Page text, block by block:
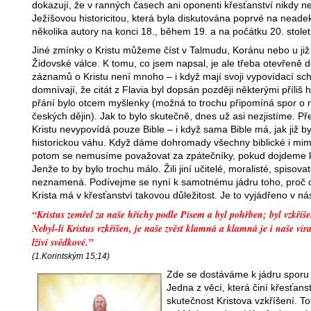
dokazují, že v ranných časech ani oponenti křesťanství nikdy
Ježíšovou historicitou, která byla diskutována poprvé na
několika autory na konci 18., během 19. a na počátku 20.
Jiné zmínky o Kristu můžeme číst v Talmudu, Koránu nebo u
Židovské válce. K tomu, co jsem napsal, je ale třeba otevřeně
záznamů o Kristu není mnoho – i když mají svoji vypovídací
domnívají, že citát z Flavia byl dopsán později některými příliš
přání bylo otcem myšlenky (možná to trochu připomíná spor o
českých dějin). Jak to bylo skutečně, dnes už asi nezjistíme.
Kristu nevypovídá pouze Bible – i když sama Bible má, jak již
historickou váhu. Když dáme dohromady všechny biblické i
potom se nemusíme považovat za zpátečníky, pokud dojdeme
Jenže to by bylo trochu málo. Žili jiní učitelé, moralisté,
neznamená. Podívejme se nyní k samotnému jádru toho, proč
Krista má v křesťanství takovou důležitost Je to vyjádřeno v
“Kristus zemřel za naše hříchy podle Písem a byl pohřben; byl
Nebyl-li Kristus vzkříšen, je naše zvěst klamná a klamná je i naše
lživí svědkové.”
(1.Korintským 15;14)
Zde se dostáváme k jádru
Jedna z věcí, která činí
skutečnost Kristova vzkříšení.